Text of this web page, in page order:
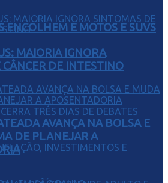
ENCOLHEM E MOTOS E SUVS
MAIORIA IGNORA
DE INTESTINO
AVANÇA NA BOLSA E
DE PLANEJAR A